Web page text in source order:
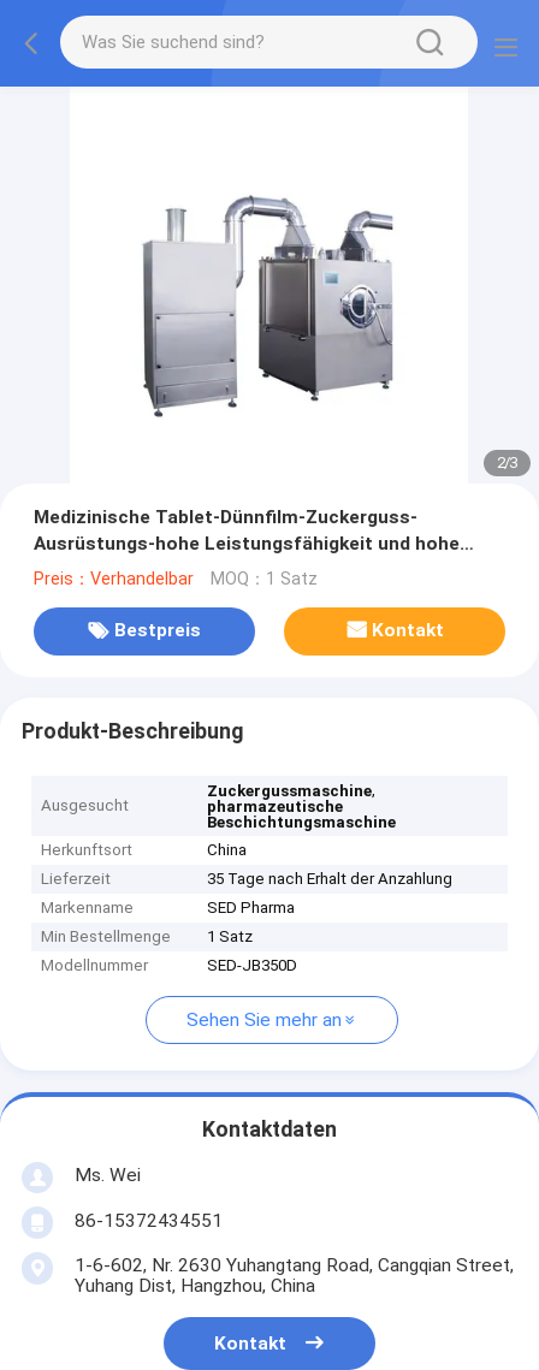
2/3
Medizinische Tablet-Dünnfilm-Zuckerguss-
Ausrüstungs-hohe Leistungsfähigkeit und hohe
Kapazität
Preis：Verhandelbar MOQ：1 Satz
Bestpreis Kontakt
Produkt-Beschreibung
Ausgesucht
Zuckergussmaschine,
pharmazeutische
Beschichtungsmaschine
Herkunftsort
China
Lieferzeit
35 Tage nach Erhalt der Anzahlung
Markenname
SED Pharma
Min Bestellmenge
1 Satz
Modellnummer
SED-JB350D
Sehen Sie mehr an
Kontaktdaten
Ms. Wei
86-15372434551
1-6-602, Nr. 2630 Yuhangtang Road, Cangqian Street,
Yuhang Dist, Hangzhou, China
Kontakt